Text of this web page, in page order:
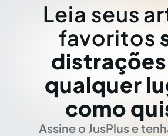
Leia seus
favoritos
distrações
qualquer
como
Assine o JusPlus e